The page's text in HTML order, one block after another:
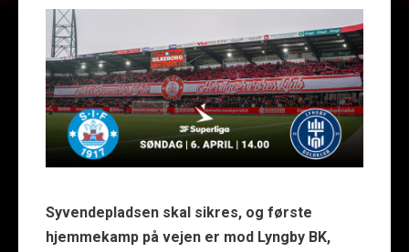
Syvendepladsen skal sikres, og første
hjemmekamp på vejen er mod Lyngby BK,